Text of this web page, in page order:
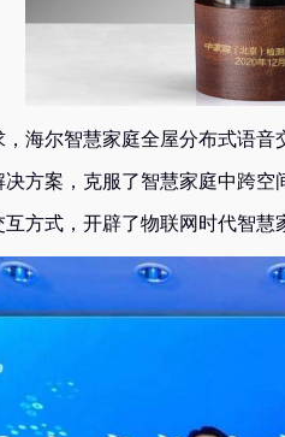
尔智慧家庭全屋分布式语音
方案，克服了智慧家庭中跨
方式，开辟了物联网时代智慧